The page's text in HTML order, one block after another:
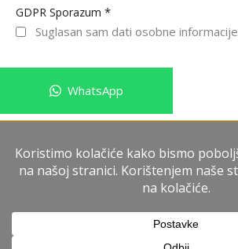
GDPR Sporazum *
Suglasan sam dati osobne informacije
WhatsApp